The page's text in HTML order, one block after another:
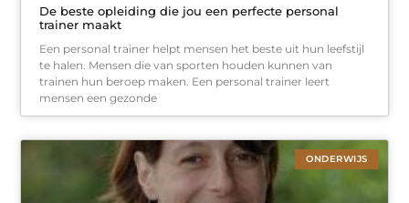
De beste opleiding die jou een perfecte personal
trainer maakt
Een personal trainer helpt mensen het beste uit hun leefstijl
te halen. Mensen die van sporten houden kunnen van
trainen hun beroep maken. Een personal trainer leert
mensen een gezonde
ONDERWIJS